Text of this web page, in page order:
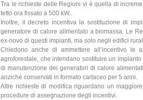
Tra le richieste delle Regioni vi è quella di
tetto ora fissato a 500 kW.
Inoltre, il decreto incentiva la sostituzione di
generatore di calore alimentato a biomassa. Le
ex-novo di questi impianti, ma solo negli edifici
Chiedono anche di ammettere all’incentivo le
agroforestale, che intendano sostituire un
di manutenzione dei generatori di calore
anziché conservati in formato cartaceo per 5 anni.
Altre richieste di modifica riguardano un
procedure di assegnazione degli incentivi.